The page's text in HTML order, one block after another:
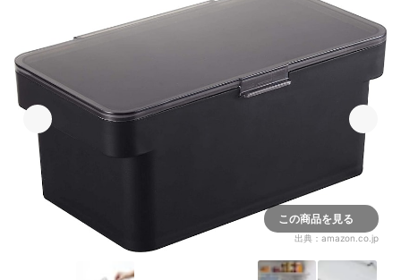
この商品を見る
出典： amazon.co.jp